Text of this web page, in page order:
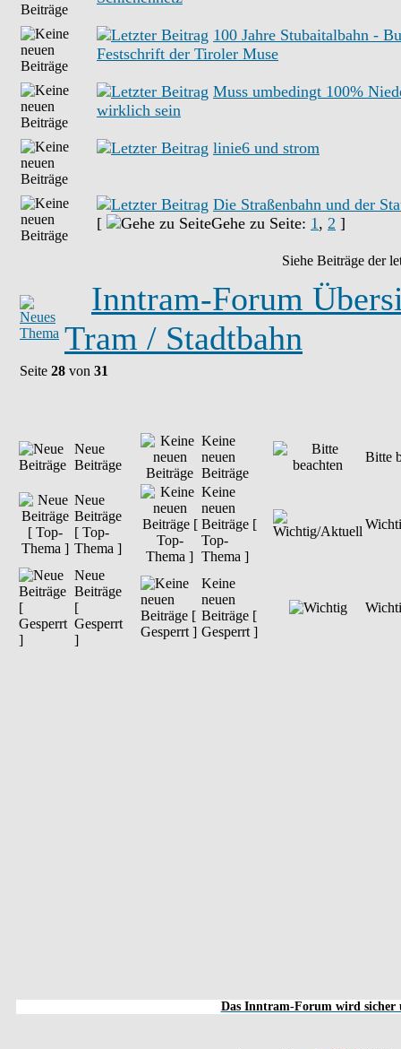
100 Jahre Stubaitalbahn -
Festschrift der Tiroler Muse
Muss umbedingt 100%
wirklich sein
linie6 und strom
Die Straßenbahn und der
[
Gehe zu Seite: 1, 2 ]
Siehe Beiträge der
Inntram-Forum
Tram / Stadtbahn
Seite 28 von 31
Neue
Beiträge
Keine
neuen
Beiträge
Bitte
Neue
Beiträge
[ Top-
Thema ]
Keine
neuen
Beiträge [
Top-
Thema ]
Neue
Beiträge
[
Gesperrt
]
Keine
neuen
Beiträge [
Gesperrt ]
Das Inntram-Forum wird sicher